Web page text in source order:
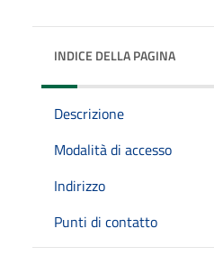
INDICE DELLA PAGINA
Descrizione
Modalità di accesso
Indirizzo
Punti di contatto